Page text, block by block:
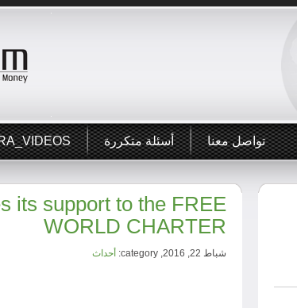
أسئلة متكررة تواصل معنا
its support to the FREE
WORLD CHARTER
شباط 22, 2016, category: أحداث